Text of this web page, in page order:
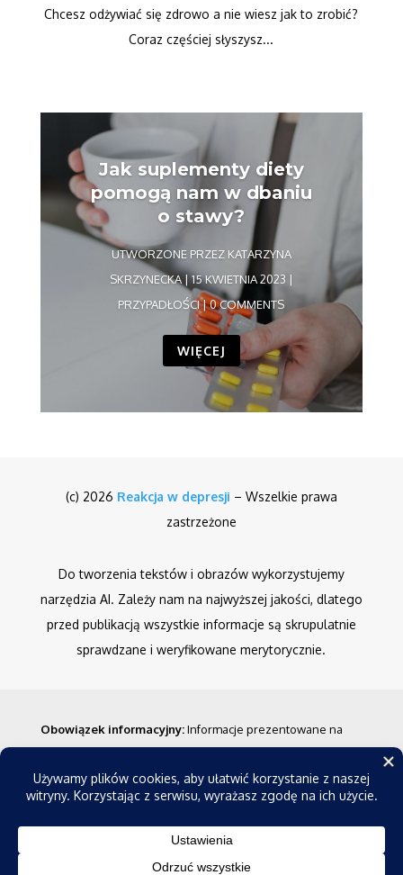
Chcesz odżywiać się zdrowo a nie wiesz jak to zrobić?
Coraz częściej słyszysz...
Jak suplementy diety
pomogą nam w dbaniu
o stawy?
UTWORZONE PRZEZ KATARZYNA
SKRZYNECKA|15 KWIETNIA 2023 |
PRZYPADŁOŚCI| 0 COMMENTS
WIĘCEJ
(c) 2026 Reakcja w depresji – Wszelkie prawa
zastrzeżone
Do tworzenia tekstów i obrazów wykorzystujemy
narzędzia AI. Zależy nam na najwyższej jakości, dlatego
przed publikacją wszystkie informacje są skrupulatnie
sprawdzane i weryfikowane merytorycznie.
Obowiązek informacyjny: Informacje prezentowane na
prawa. Mają one charakter ogólny i nie powinny być
traktowane jako wytyczne do diagnozowania czy leczenia
jakichkolwiek schorzeń. Przed podjęciem decyzji o